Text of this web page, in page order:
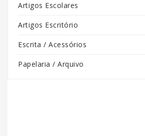
Artigos Escolares
Artigos Escritório
Escrita / Acessórios
Papelaria / Arquivo